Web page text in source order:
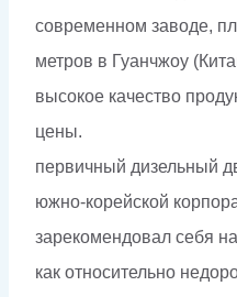
современном заводе,
метров в Гуанчжоу
высокое качество
цены.
первичный дизельный
южно-корейской
зарекомендовал себя
как относительно